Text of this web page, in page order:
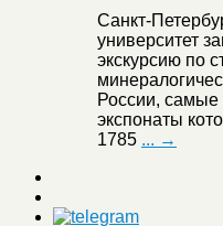
Санкт-
университет
экскурсию по
России,
экспонаты
1785 ... →